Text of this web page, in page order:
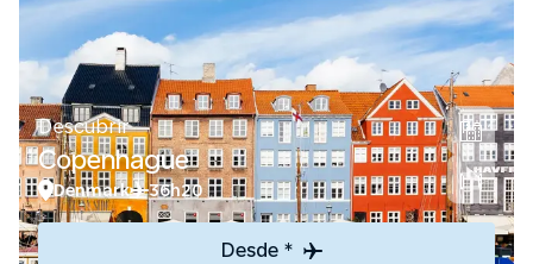
Descubrir
Copenhague
Denmark 36h20
Desde *